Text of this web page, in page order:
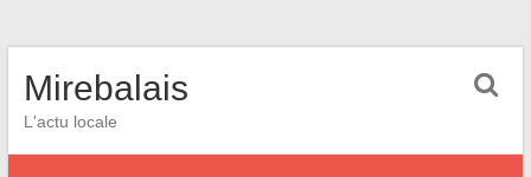
Mirebalais
L'actu locale